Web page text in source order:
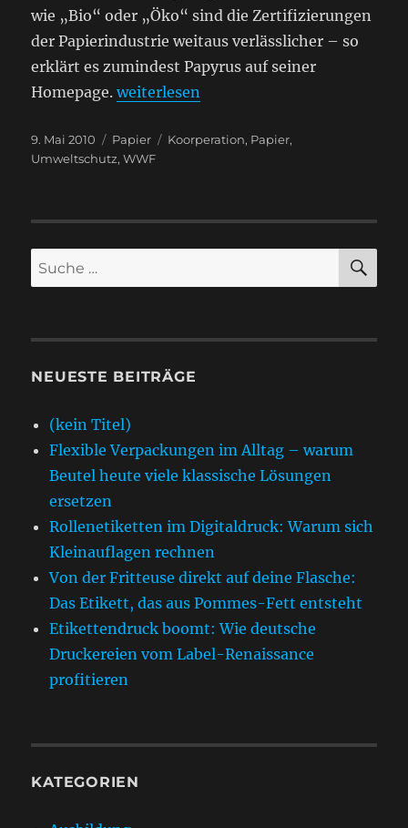
wie „Bio“ oder „Öko“ sind die Zertifizierungen
der Papierindustrie weitaus verlässlicher – so
erklärt es zumindest Papyrus auf seiner
Homepage.„Umweltschutz als
weiterlesen
Veröffentlicht
am
9. Mai 2010 Kategorien
Papier Schlagwörter
Koorperation, Papier,
Umweltschutz,WWF
Suche
nach:
NEUESTE BEITRÄGE
(kein Titel)
Flexible Verpackungen im Alltag – warum
Beutel heute viele klassische Lösungen
ersetzen
Rollenetiketten im Digitaldruck: Warum sich
Kleinauflagen rechnen
Von der Fritteuse direkt auf deine Flasche:
Das Etikett, das aus Pommes-Fett entsteht
Etikettendruck boomt: Wie deutsche
Druckereien vom Label-Renaissance
profitieren
KATEGORIEN